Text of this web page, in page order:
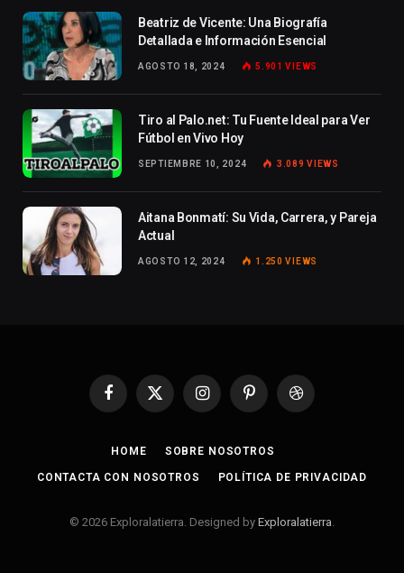
Beatriz de Vicente: Una Biografía
Detallada e Información Esencial
AGOSTO 18, 2024 5.901VIEWS
Tiro al Palo.net: Tu Fuente Ideal para Ver
Fútbol en Vivo Hoy
SEPTIEMBRE 10, 2024 3.089VIEWS
Aitana Bonmatí: Su Vida, Carrera, y Pareja
Actual
AGOSTO 12, 2024 1.250VIEWS
Facebook
X
InstagramPinterestDribbble
HOME SOBRE NOSOTROS
CONTACTA CON NOSOTROS POLÍTICA DE PRIVACIDAD
© 2026 Exploralatierra. Designed by Exploralatierra.